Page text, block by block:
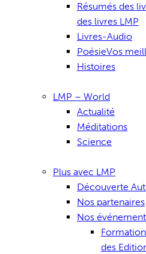
Résumés des
des livres LMP
Livres-Audio
PoésieVos
Histoires
LMP – World
Actualité
Méditations
Science
Plus avec LMP
Découverte
Nos partenaires
Nos
Formation
des